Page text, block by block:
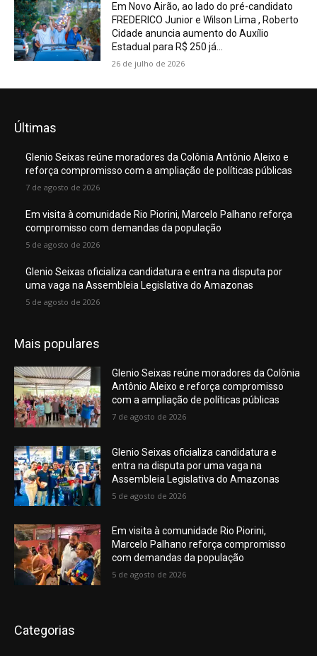
Em Novo Airão, ao lado do pré-candidato
FREDERICO Junior e Wilson Lima , Roberto
Cidade anuncia aumento do Auxílio
Estadual para R$ 250 já...
26 de julho de 2026
Últimas
Glenio Seixas reúne moradores da Colônia Antônio Aleixo e
reforça compromisso com a ampliação de políticas públicas
7 de agosto de 2026
Em visita à comunidade Rio Piorini, Marcelo Palhano reforça
compromisso com demandas da população
5 de agosto de 2026
Glenio Seixas oficializa candidatura e entra na disputa por
uma vaga na Assembleia Legislativa do Amazonas
5 de agosto de 2026
Mais populares
Glenio Seixas reúne moradores da Colônia
Antônio Aleixo e reforça compromisso
com a ampliação de políticas públicas
7 de agosto de 2026
Glenio Seixas oficializa candidatura e
entra na disputa por uma vaga na
Assembleia Legislativa do Amazonas
5 de agosto de 2026
Em visita à comunidade Rio Piorini,
Marcelo Palhano reforça compromisso
com demandas da população
5 de agosto de 2026
Categorias